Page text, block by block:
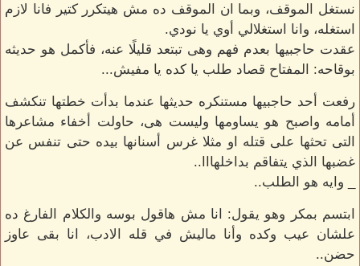
نستغل الموقف، وبما ان الموقف ده مش هيتكرر كتير فانا لازم
استغله، وانا استغلالي أوي يا نودي.
عقدت حاجبيها بعدم فهم وهى تبتعد قليلًا عنه، فأكمل هو حديثه
بوقاحه: المفتاح قصاد طلب يا كده يا مفيش...
رفعت أحد حاجبيها مستنكره حديثها عندما بدأت خطتها تنكشف
أمامه واصبح هو يساومها وليست هى، حاولت أخفاء مشاعرها
التى تحثها على قتله او مثلا غرس أسنانها بيده حتى تنفس عن
غضبها الذي يتفاقم بداخلهااا..
_ وايه هو الطلب..
ابتسم بمكر وهو يقول: انا مش هاقول بوسه والكلام الفارغ ده
علشان عيب وكده وأنا ماليش في قله الادب، انا بقى عاوز
حضن..